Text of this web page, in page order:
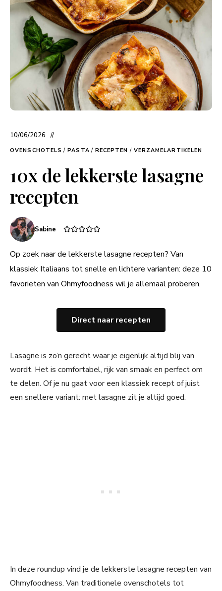
10/06/2026
OVENSCHOTELS / PASTA / RECEPTEN / VERZAMELARTIKELEN
10x de lekkerste lasagne
recepten
Sabine
Op zoek naar de lekkerste lasagne recepten? Van
klassiek Italiaans tot snelle en lichtere varianten: deze 10
favorieten van Ohmyfoodness wil je allemaal proberen.
Direct naar recepten
Lasagne is zo’n gerecht waar je eigenlijk altijd blij van
wordt. Het is comfortabel, rijk van smaak en perfect om
te delen. Of je nu gaat voor een klassiek recept of juist
een snellere variant: met lasagne zit je altijd goed.
In deze roundup vind je de lekkerste lasagne recepten van
Ohmyfoodness. Van traditionele ovenschotels tot